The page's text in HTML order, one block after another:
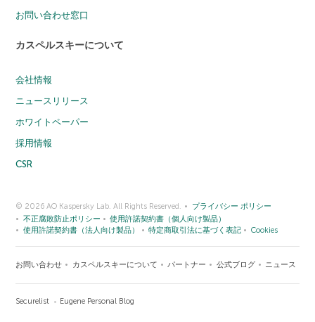
お問い合わせ窓口
カスペルスキーについて
会社情報
ニュースリリース
ホワイトペーパー
採用情報
CSR
© 2026 AO Kaspersky Lab. All Rights Reserved.
プライバシー ポリシー
不正腐敗防止ポリシー
使用許諾契約書（個人向け製品）
使用許諾契約書（法人向け製品）
特定商取引法に基づく表記 Cookies
お問い合わせ カスペルスキーについて パートナー 公式ブログ ニュース
Securelist Eugene Personal Blog